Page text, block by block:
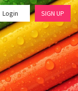
Login SIGN UP